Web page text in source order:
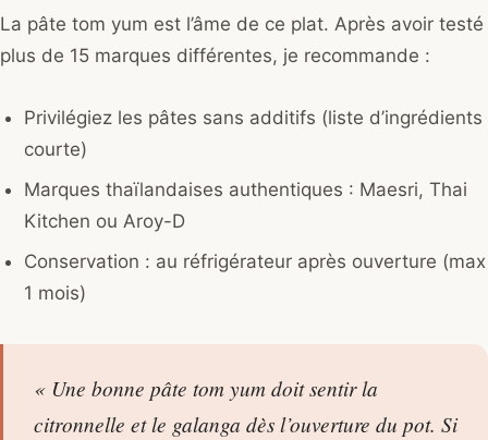
La pâte tom yum est l’âme de ce plat. Après avoir testé
plus de 15 marques différentes, je recommande :
Privilégiez les pâtes sans additifs (liste d’ingrédients
courte)
Marques thaïlandaises authentiques : Maesri, Thai
Kitchen ou Aroy-D
Conservation : au réfrigérateur après ouverture (max
1 mois)
« Une bonne pâte tom yum doit sentir la
citronnelle et le galanga dès l’ouverture du pot. Si